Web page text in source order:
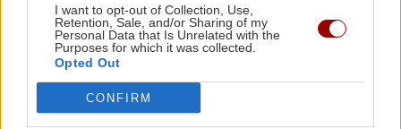
I want to opt-out of Collection, Use,
Retention, Sale, and/or Sharing of my
Personal Data that Is Unrelated with the
Purposes for which it was collected.
Opted Out
CONFIRM
Χαμός στη βουλή του Κοσόβου: Βουλευτής της
αντιπολίτευσης πέταξε αυγά στον υπηρεσιακό
πρωθυπουργό (βίντεο)
ΚΟΣΜΟΣ
Αλβανία: Μαίνεται η μεγάλη φωτιά
στα Τίρανα -Έφτασε κοντά σε σπίτια,
εκκενώθηκαν χωριά